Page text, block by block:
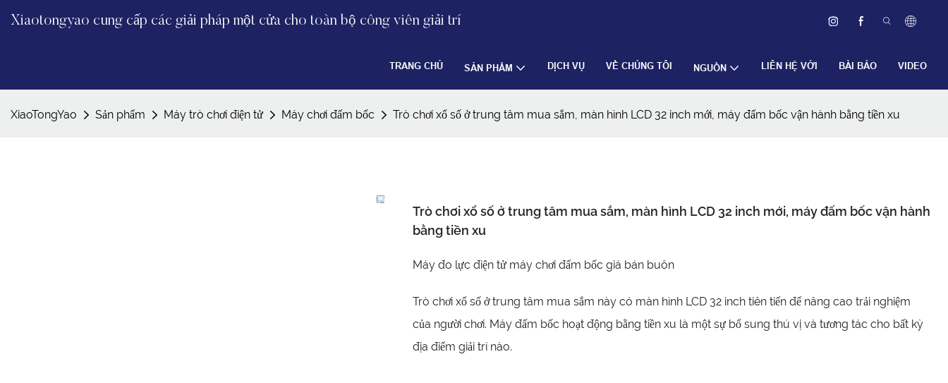
Xiaotongyao cung cấp các giải pháp một cửa cho toàn bộ công viên giải trí
TRANG CHỦ SẢN PHẨM DỊCH VỤ VỀ CHÚNG TÔI NGUỒN LIÊN HỆ VỚI BÀI BÁO VIDEO
XiaoTongYao Sản phẩm Máy trò chơi điện tử Máy chơi đấm bốc Trò chơi xổ số ở trung tâm mua sắm, màn hình LCD 32 inch mới, máy đấm bốc vận hành bằng tiền xu
Trò chơi xổ số ở trung tâm mua sắm, màn hình LCD 32 inch mới, máy đấm bốc vận hành
bằng tiền xu
Máy đo lực điện tử máy chơi đấm bốc giá bán buôn
Trò chơi xổ số ở trung tâm mua sắm này có màn hình LCD 32 inch tiên tiến để nâng cao trải nghiệm
của người chơi. Máy đấm bốc hoạt động bằng tiền xu là một sự bổ sung thú vị và tương tác cho bất kỳ
địa điểm giải trí nào.